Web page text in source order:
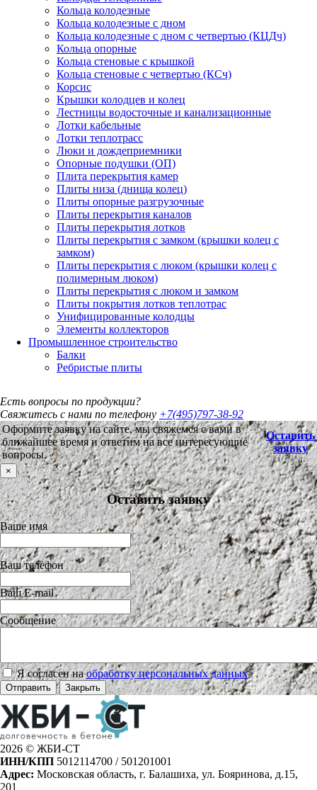
Кольца колодезные
Кольца колодезные с дном
Кольца колодезные с дном с четвертью (КЦДч)
Кольца опорные
Кольца стеновые с крышкой
Кольца стеновые с четвертью (КСч)
Корсис
Крышки колодцев и колец
Лестницы водосточные и канализационные
Лотки кабельные
Лотки теплотрасс
Люки и дождеприемники
Опорные подушки (ОП)
Плита перекрытия камер
Плиты низа (днища колец)
Плиты опорные разгрузочные
Плиты перекрытия каналов
Плиты перекрытия лотков
Плиты перекрытия с замком (крышки колец с
замком)
Плиты перекрытия с люком (крышки колец с
полимерным люком)
Плиты перекрытия с люком и замком
Плиты покрытия лотков теплотрас
Унифицированные колодцы
Элементы коллекторов
Промышленное строительство
Балки
Ребристые плиты
Есть вопросы по продукции?
Свяжитесь с нами по телефону +7(495)797-38-92
Оформите заявку на сайте, мы свяжемся с вами в
ближайшее время и ответим на все интересующие
вопросы.
Оставить
заявку
×
Оставить заявку
Ваше имя
Ваш телефон
Ваш E-mail
Сообщение
Я согласен наобработку персональных данных>
Отправить Закрыть
2026 © ЖБИ-СТ
ИНН/КПП 5012114700 / 501201001
Адрес: Московская область, г. Балашиха, ул. Бояринова, д.15,
201